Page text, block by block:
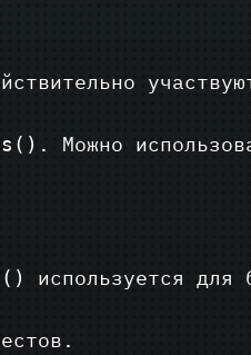
. Можно
используется для